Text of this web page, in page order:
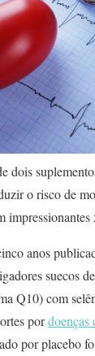
dois
o risco de
impressionantes
anos
suecos
Q10) com
pordoenças
por placebo